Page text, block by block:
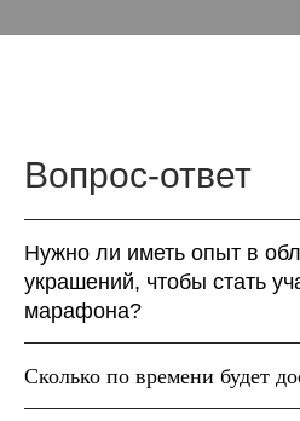
Вопрос-ответ
Нужно ли иметь опыт в
украшений, чтобы стать
марафона?
Сколько по времени будет